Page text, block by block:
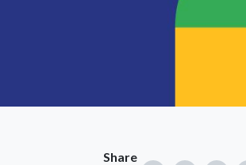
Share